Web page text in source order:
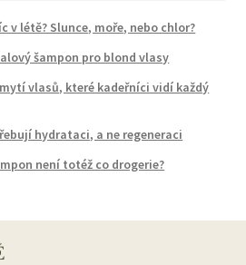
v létě? Slunce, moře, nebo chlor?
šampon pro blond vlasy
vlasů, které kadeřníci vidí každý
hydrataci, a ne regeneraci
není totéž co drogerie?